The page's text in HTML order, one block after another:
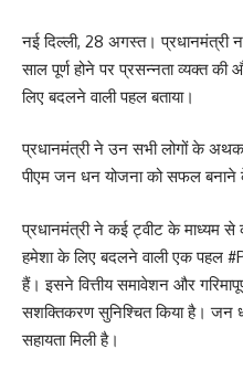
नई दिल्ली, 28 अगस्त। प्रधानमंत्री
साल पूर्ण होने पर प्रसन्नता व्यक्त
लिए बदलने वाली पहल बताया।
प्रधानमंत्री ने उन सभी लोगों के अथक
पीएम जन धन योजना को सफल बनाने
प्रधानमंत्री ने कई ट्वीट के माध्यम से
हमेशा के लिए बदलने वाली एक पहल
हैं। इसने वित्तीय समावेशन और
सशक्तिकरण सुनिश्चित किया है। जन
सहायता मिली है।